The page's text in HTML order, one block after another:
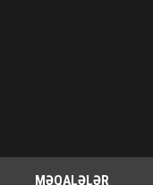
MƏQALƏLƏR